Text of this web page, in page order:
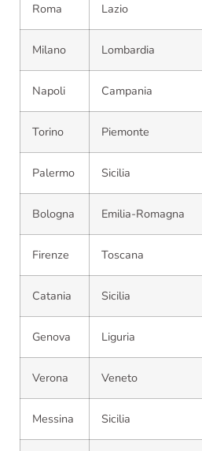
Roma Lazio
Milano Lombardia
Napoli Campania
Torino Piemonte
Palermo Sicilia
Bologna Emilia-Romagna
Firenze Toscana
Catania Sicilia
Genova Liguria
Verona Veneto
Messina Sicilia